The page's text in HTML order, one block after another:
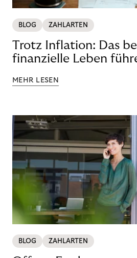
BLOG ZAHLARTEN
Trotz Inflation: Das
finanzielle Leben
MEHR LESEN
BLOG ZAHLARTEN